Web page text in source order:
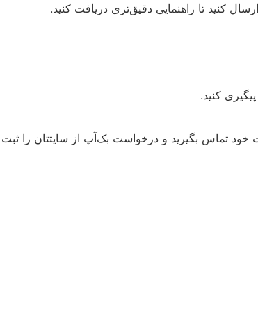
کنید تا راهنمایی دقیق‌تری دریافت کنید.
کنید.
تماس بگیرید و درخواست بک‌آپ از سایتتان را ثبت